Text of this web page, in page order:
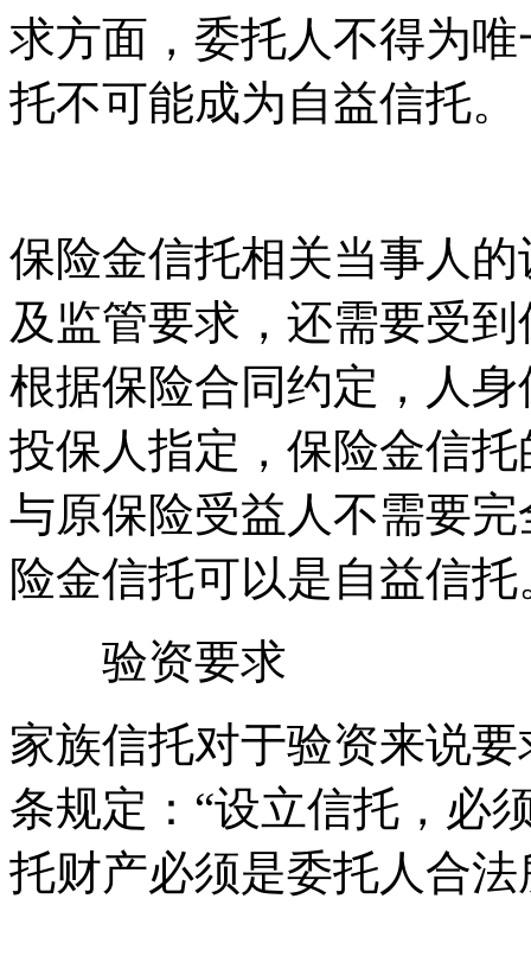
求方面，委托人不得为
托不可能成为自益信托。
保险金信托相关当事人
及监管要求，还需要受
根据保险合同约定，人
投保人指定，保险金信
与原保险受益人不需要
险金信托可以是自益信托
验资要求
家族信托对于验资来说
条规定：“设立信托，必
托财产必须是委托人合